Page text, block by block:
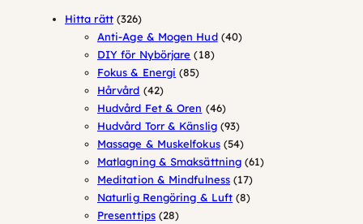
Hitta rätt 326326
produkter
Anti-Age & Mogen Hud 4040
DIY för Nybörjare 1818
Fokus & Energi 8585
Hårvård 4242
produkter
Hudvård Fet & Oren 4646
produkter
Hudvård Torr & Känslig 9393
produkter
Massage & Muskelfokus 5454
produkter
Matlagning & Smaksättning 6161
Meditation & Mindfulness 1717
produkter
Naturlig Rengöring & Luft 88
Presenttips 2828